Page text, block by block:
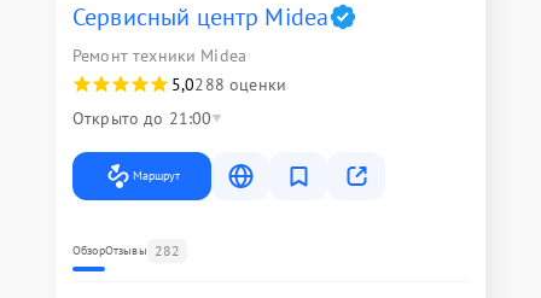
Сервисный центр Midea
Ремонт техники Midea
5,0288 оценки
Открыто до 21:00
Маршрут
ОбзорОтзывы 282